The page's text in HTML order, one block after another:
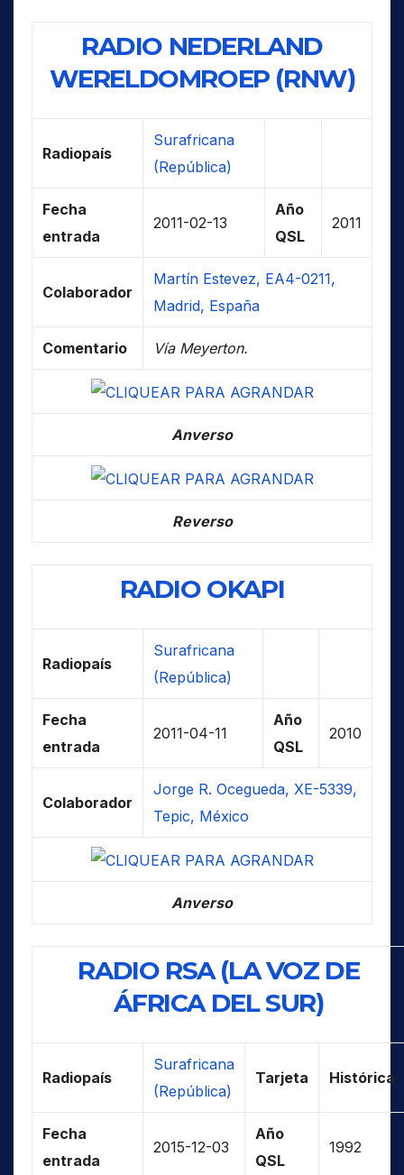
RADIO NEDERLAND
WERELDOMROEP (RNW)
Radiopaís
Surafricana
(República)
Fecha
entrada
2011-02-13
Año
QSL
2011
Colaborador
Martín Estevez, EA4-0211,
Madrid, España
Comentario Vía Meyerton.
Anverso
Reverso
RADIO OKAPI
Radiopaís
Surafricana
(República)
Fecha
entrada
2011-04-11
Año
QSL
2010
Colaborador
Jorge R. Ocegueda, XE-5339,
Tepic, México
Anverso
RADIO RSA (LA VOZ DE
ÁFRICA DEL SUR)
Radiopaís
Surafricana
(República)
Tarjeta Histórica
Fecha
entrada
2015-12-03
Año
QSL
1992